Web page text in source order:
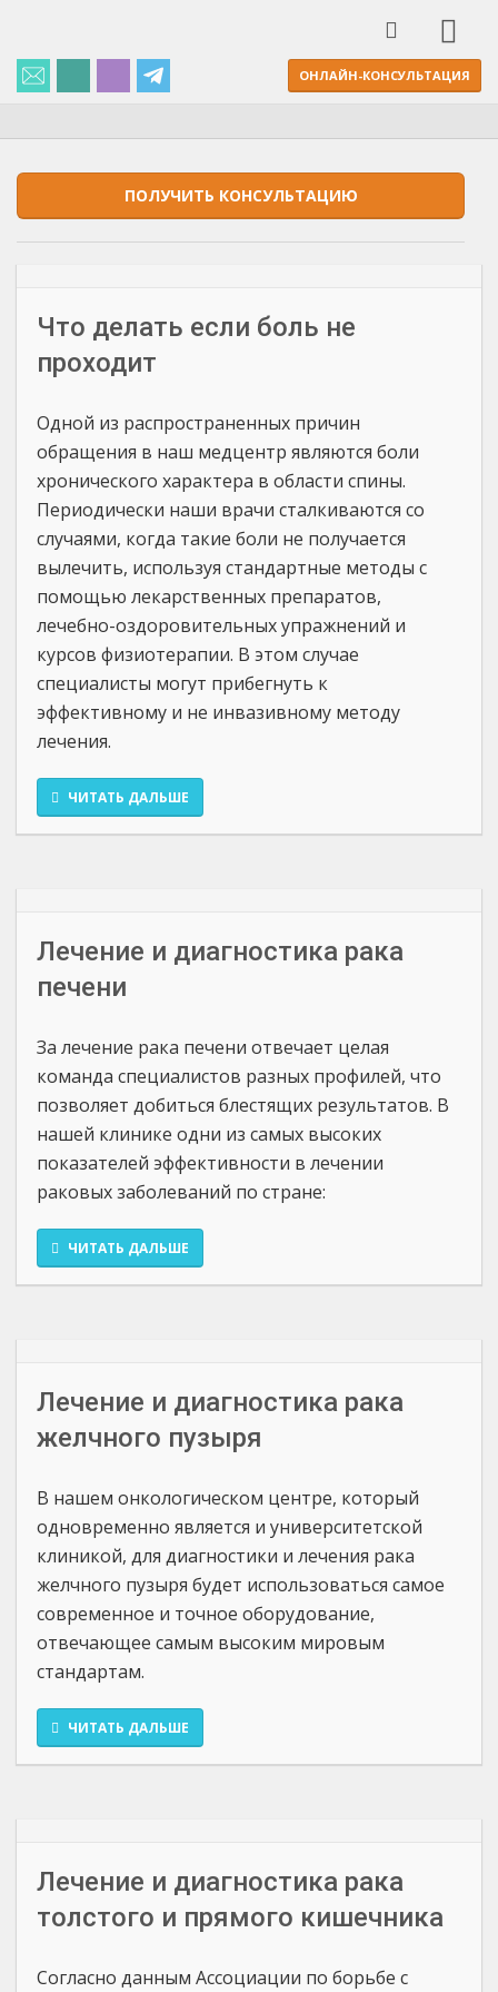
ОНЛАЙН-КОНСУЛЬТАЦИЯ
ПОЛУЧИТЬ КОНСУЛЬТАЦИЮ
Что делать если боль не
проходит
Одной из распространенных причин
обращения в наш медцентр являются боли
хронического характера в области спины.
Периодически наши врачи сталкиваются со
случаями, когда такие боли не получается
вылечить, используя стандартные методы с
помощью лекарственных препаратов,
лечебно-оздоровительных упражнений и
курсов физиотерапии. В этом случае
специалисты могут прибегнуть к
эффективному и не инвазивному методу
лечения.
ЧИТАТЬ ДАЛЬШЕ
Лечение и диагностика рака
печени
За лечение рака печени отвечает целая
команда специалистов разных профилей, что
позволяет добиться блестящих результатов. В
нашей клинике одни из самых высоких
показателей эффективности в лечении
раковых заболеваний по стране:
ЧИТАТЬ ДАЛЬШЕ
Лечение и диагностика рака
желчного пузыря
В нашем онкологическом центре, который
одновременно является и университетской
клиникой, для диагностики и лечения рака
желчного пузыря будет использоваться самое
современное и точное оборудование,
отвечающее самым высоким мировым
стандартам.
ЧИТАТЬ ДАЛЬШЕ
Лечение и диагностика рака
толстого и прямого кишечника
Согласно данным Ассоциации по борьбе с